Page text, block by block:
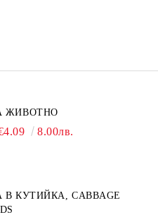
ЖИВОТНО
8.00лв.
КУТИЙКА, CABBAGE